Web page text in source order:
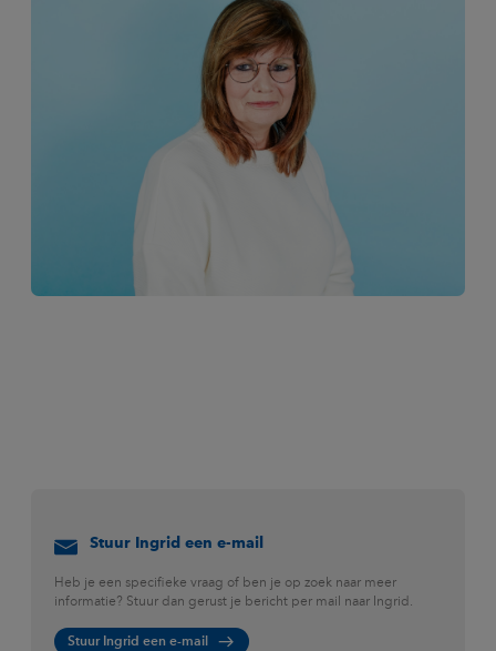
Stuur Ingrid een e-mail
Heb je een specifieke vraag of ben je op zoek naar meer
informatie? Stuur dan gerust je bericht per mail naar Ingrid.
Stuur Ingrid een e-mail